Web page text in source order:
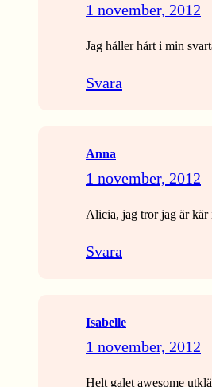
1 november, 2012
Jag håller hårt i min
Svara
Anna
1 november, 2012
Alicia, jag tror jag är
Svara
Isabelle
1 november, 2012
Helt galet awesome